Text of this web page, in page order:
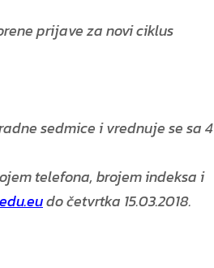
prijave za novi ciklus
sedmice i vrednuje se sa 4
telefona, brojem indeksa i
do četvrtka 15.03.2018.